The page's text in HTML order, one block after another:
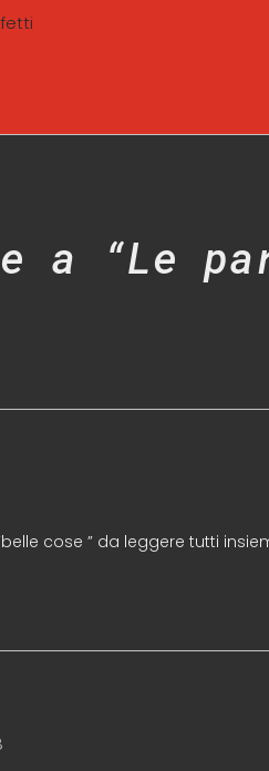
a “Le
cose ” da leggere tutti